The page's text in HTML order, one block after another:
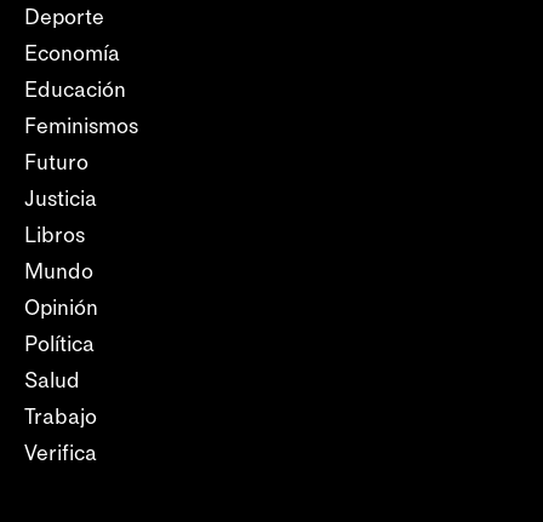
Deporte
Economía
Educación
Feminismos
Futuro
Justicia
Libros
Mundo
Opinión
Política
Salud
Trabajo
Verifica